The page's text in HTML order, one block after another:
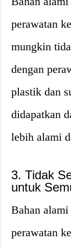
perawatan
mungkin
dengan
plastik dan
didapatkan
lebih alami
3. Tidak
untuk
Bahan
perawatan